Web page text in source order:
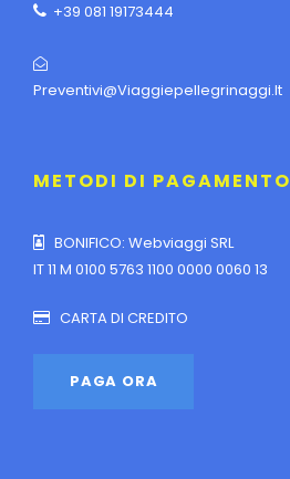
+39 081 19173444
Preventivi@viaggiepellegrinaggi.it
METODI DI PAGAMENTO
BONIFICO: Webviaggi SRL
IT 11 M 0100 5763 1100 0000 0060 13
CARTA DI CREDITO